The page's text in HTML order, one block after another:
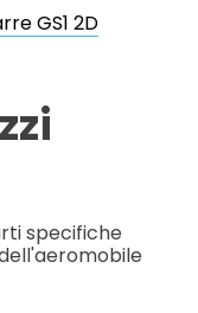
GS1 2D
specifiche